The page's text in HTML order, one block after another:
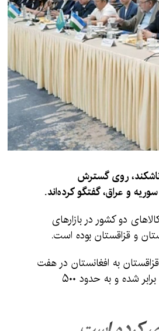
روی گسترش
و عراق، گفتگو کرده‌اند.
دو کشور در بازارهای
و قزاقستان بوده است.
به افغانستان در هفت
ماه نخست سال ۲۰۲۵ تقریباً با مجموع صادرات این کشور در تمام سال ۲۰۲۴ برابر شده و به حدود ۵۰۰